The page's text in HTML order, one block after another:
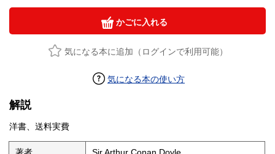
かごに入れる
気になる本に追加（ログインで利用可能）
気になる本の使い方
解説
洋書、送料実費